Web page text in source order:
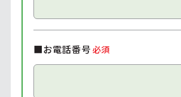
■お電話番号必須